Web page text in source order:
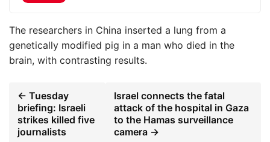
The researchers in China inserted a lung from a
genetically modified pig in a man who died in the
brain, with contrasting results.
← Tuesday
briefing: Israeli
strikes killed five
journalists
Israel connects the fatal
attack of the hospital in Gaza
to the Hamas surveillance
camera →